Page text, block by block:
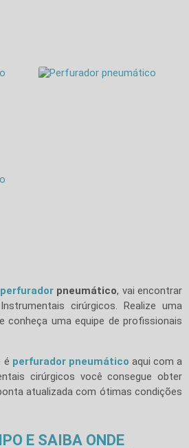
perfuradorpneumático, vai encontrar
cirúrgicos. Realize uma
conheça uma equipe de profissionais
é perfurador pneumático aqui com a
cirúrgicos você consegue obter
atualizada com ótimas condições
E SAIBA ONDE